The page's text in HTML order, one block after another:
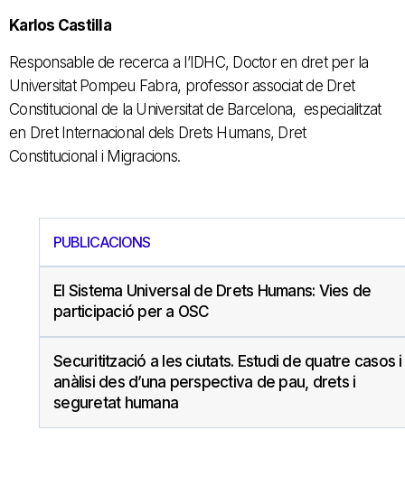
Karlos Castilla
Responsable de recerca a l’IDHC, Doctor en dret per la
Universitat Pompeu Fabra, professor associat de Dret
Constitucional de la Universitat de Barcelona, especialitzat
en Dret Internacional dels Drets Humans, Dret
Constitucional i Migracions. ​
PUBLICACIONS
El Sistema Universal de Drets Humans: Vies de
participació per a OSC
Securitització a les ciutats. Estudi de quatre casos i
anàlisi des d’una perspectiva de pau, drets i
seguretat humana